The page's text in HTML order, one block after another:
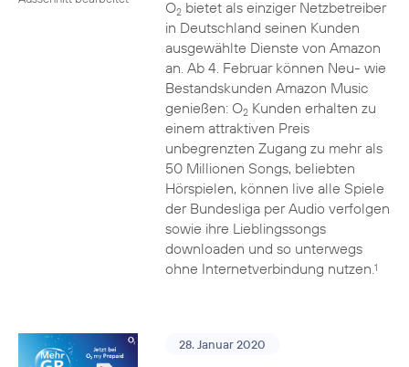
O2bietet als einziger Netzbetreiber
in Deutschland seinen Kunden
ausgewählte Dienste von Amazon
an. Ab 4. Februar können Neu- wie
Bestandskunden Amazon Music
genießen: O2Kunden erhalten zu
einem attraktiven Preis
unbegrenzten Zugang zu mehr als
50 Millionen Songs, beliebten
Hörspielen, können live alle Spiele
der Bundesliga per Audio verfolgen
sowie ihre Lieblingssongs
downloaden und so unterwegs
ohne Internetverbindung nutzen.1
28. Januar 2020